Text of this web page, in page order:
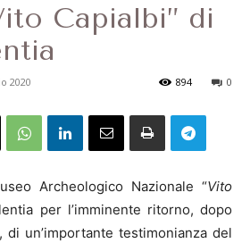
Capialbi” di
2020 0
894
Archeologico Nazionale “Vito
per l’imminente ritorno, dopo
un’importante testimonianza del